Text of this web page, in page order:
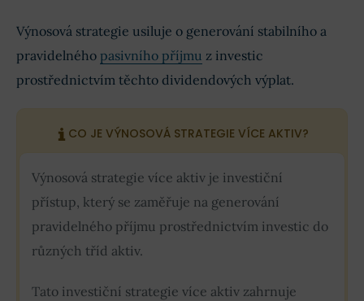
Výnosová strategie usiluje o generování stabilního a
pravidelného pasivního příjmu z investic
prostřednictvím těchto dividendových výplat.
CO JE VÝNOSOVÁ STRATEGIE VÍCE AKTIV?
Výnosová strategie více aktiv je investiční
přístup, který se zaměřuje na generování
pravidelného příjmu prostřednictvím investic do
různých tříd aktiv.
Tato investiční strategie více aktiv zahrnuje